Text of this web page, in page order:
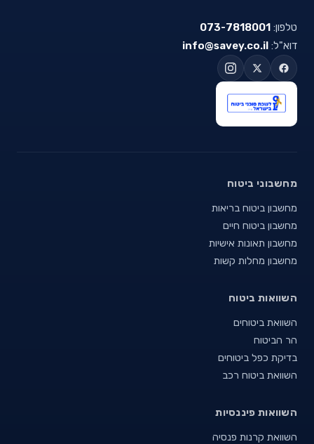
טלפון: 073-7818001
דוא"ל: info@savey.co.il
מחשבוני ביטוח
מחשבון ביטוח בריאות
מחשבון ביטוח חיים
מחשבון תאונות אישיות
מחשבון מחלות קשות
השוואות ביטוח
השוואת ביטוחים
הר הביטוח
בדיקת כפל ביטוחים
השוואת ביטוח רכב
השוואות פיננסיות
השוואת קרנות פנסיה